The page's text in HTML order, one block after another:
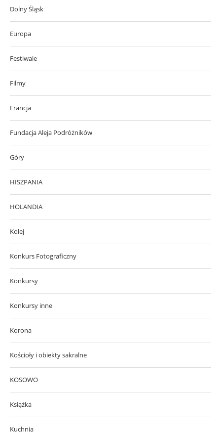
Dolny Śląsk
Europa
Festiwale
Filmy
Francja
Fundacja Aleja Podróżników
Góry
HISZPANIA
HOLANDIA
Kolej
Konkurs Fotograficzny
Konkursy
Konkursy inne
Korona
Kościoły i obiekty sakralne
KOSOWO
Książka
Kuchnia